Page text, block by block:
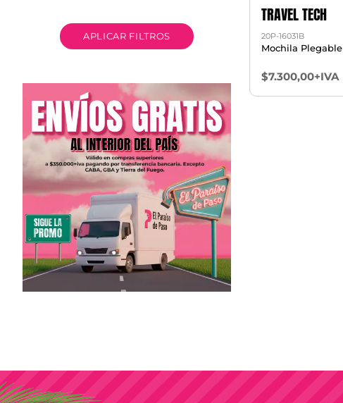
APLICAR FILTROS
TRAVEL TECH
20P-16031B
Mochila Plegable
$7.300,00+IVA